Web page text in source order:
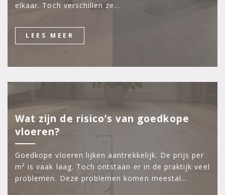
elkaar. Toch verschillen ze…
LEES MEER
Wat zijn de risico’s van goedkope
vloeren?
Goedkope vloeren lijken aantrekkelijk. De prijs per
m² is vaak laag. Toch ontstaan er in de praktijk veel
problemen. Deze problemen komen meestal…